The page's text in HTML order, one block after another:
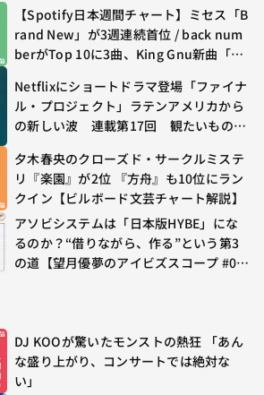
【Spotify日本週間チャート】ミセス「B
rand New」が3週連続首位 / back num
berがTop 10に3曲、King Gnu新曲「G
年7/24〜7/30
Netflixにショートドラマ登場「ファイナ
ル・プロジェクト」ラテンアメリカから
の新しい波 連載第17回 観たいものが
夕木春央のクローズド・サークルミステ
リ『楽園』が2位 『方舟』も10位にラン
クイン【ビルボード文芸チャート解説】
アソビシステムは「日本版HYBE」にな
るのか？“借りながら、作る”という第3
の道【望月優夢のアイビズスコープ #0
DJ KOOが驚いたモンストの熱狂 「あん
な盛り上がり、コンサートでは絶対な
い」